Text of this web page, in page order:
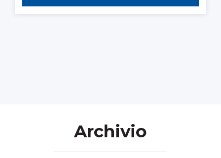
Archivio